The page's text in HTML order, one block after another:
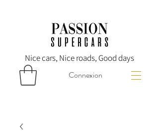
Connexion
Nice cars, Nice roads, Good days